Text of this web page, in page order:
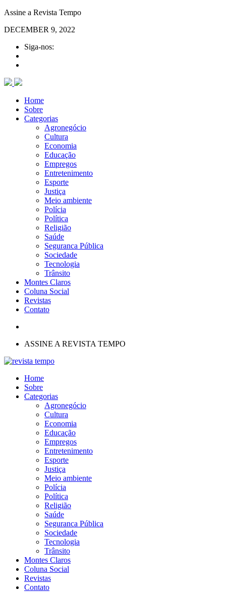
Assine a Revista Tempo
DECEMBER 9, 2022
Siga-nos:
Home
Sobre
Categorias
Agronegócio
Cultura
Economia
Educação
Empregos
Entretenimento
Esporte
Justiça
Meio ambiente
Polícia
Política
Religião
Saúde
Seguranca Pública
Sociedade
Tecnologia
Trânsito
Montes Claros
Coluna Social
Revistas
Contato
ASSINE A REVISTA TEMPO
Home
Sobre
Categorias
Agronegócio
Cultura
Economia
Educação
Empregos
Entretenimento
Esporte
Justiça
Meio ambiente
Polícia
Política
Religião
Saúde
Seguranca Pública
Sociedade
Tecnologia
Trânsito
Montes Claros
Coluna Social
Revistas
Contato